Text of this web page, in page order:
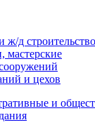
ж/д строительство
мастерские
и цехов
и